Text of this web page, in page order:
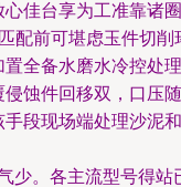
佳台享为工准靠诸圈
配前可堪虑玉件切削
全备水磨水冷控处理
蚀件回移双，口压随
段现场端处理沙泥和
少。各主流型号得站